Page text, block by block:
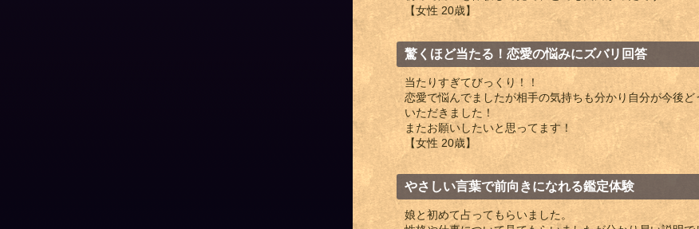
【女性 20歳】
驚くほど当たる！恋愛の悩みにズバリ回答
当たりすぎてびっくり！！
恋愛で悩んでましたが相手の気持ちも分かり自分が今後
いただきました！
またお願いしたいと思ってます！
【女性 20歳】
やさしい言葉で前向きになれる鑑定体験
娘と初めて占ってもらいました。